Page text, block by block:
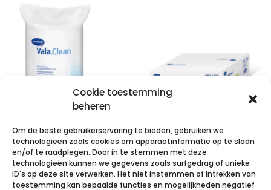
Cookie toestemming
beheren
Om de beste gebruikerservaring te bieden, gebruiken we
technologieën zoals cookies om apparaatinformatie op te slaan
en/of te raadplegen. Door in te stemmen met deze
technologieën kunnen we gegevens zoals surfgedrag of unieke
ID's op deze site verwerken. Het niet instemmen of intrekken van
toestemming kan bepaalde functies en mogelijkheden negatief
VALACLEAN roll
/ 175
handdoek.1 r.
VALAPROTECT
basic